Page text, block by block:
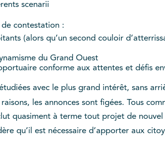
scenarii
contestation :
(alors qu’un second couloir
du Grand Ouest
conforme aux attentes et défis
avec le plus grand intérêt, sans
les annonces sont figées. Tous
quasiment à terme tout projet de
qu’il est nécessaire d’apporter aux